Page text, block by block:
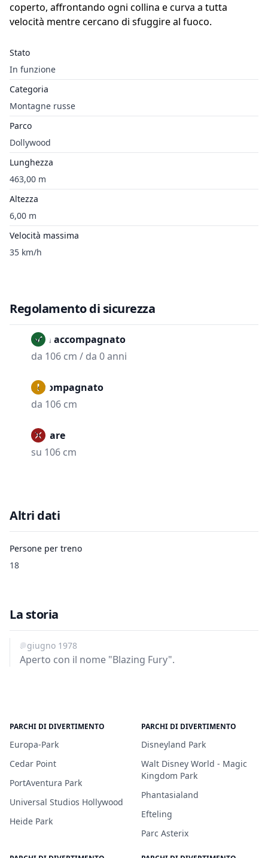
coperto, affrontando ogni collina e curva a tutta
velocità mentre cercano di sfuggire al fuoco.
Stato
In funzione
Categoria
Montagne russe
Parco
Dollywood
Lunghezza
463,00 m
Altezza
6,00 m
Velocità massima
35 km/h
Regolamento di sicurezza
Non accompagnato
da 106 cm / da 0 anni
Accompagnato
da 106 cm
Vietare
su 106 cm
Altri dati
Persone per treno
18
La storia
6 giugno 1978
Aperto con il nome "Blazing Fury".
PARCHI DI DIVERTIMENTO
Europa-Park
Cedar Point
PortAventura Park
Universal Studios Hollywood
Heide Park
PARCHI DI DIVERTIMENTO
Disneyland Park
Walt Disney World - Magic
Kingdom Park
Phantasialand
Efteling
Parc Asterix